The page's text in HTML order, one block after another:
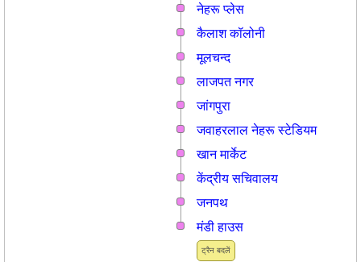
नेहरू प्लेस
कैलाश कॉलोनी
मूलचन्द
लाजपत नगर
जांगपुरा
जवाहरलाल नेहरू स्टेडियम
खान मार्केट
केंद्रीय सचिवालय
जनपथ
ट्रैन बदलें
मंडी हाउस